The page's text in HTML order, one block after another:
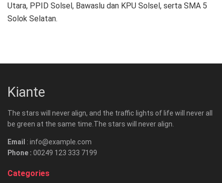
Utara, PPID Solsel, Bawaslu dan KPU Solsel, serta SMA 5
Solok Selatan.
Kiante
The stars will never align, and the traffic lights of life will never all
be green at the same time.The stars will never align.
Email : info@example.com
Phone : 00249 123 333 7199
Categories